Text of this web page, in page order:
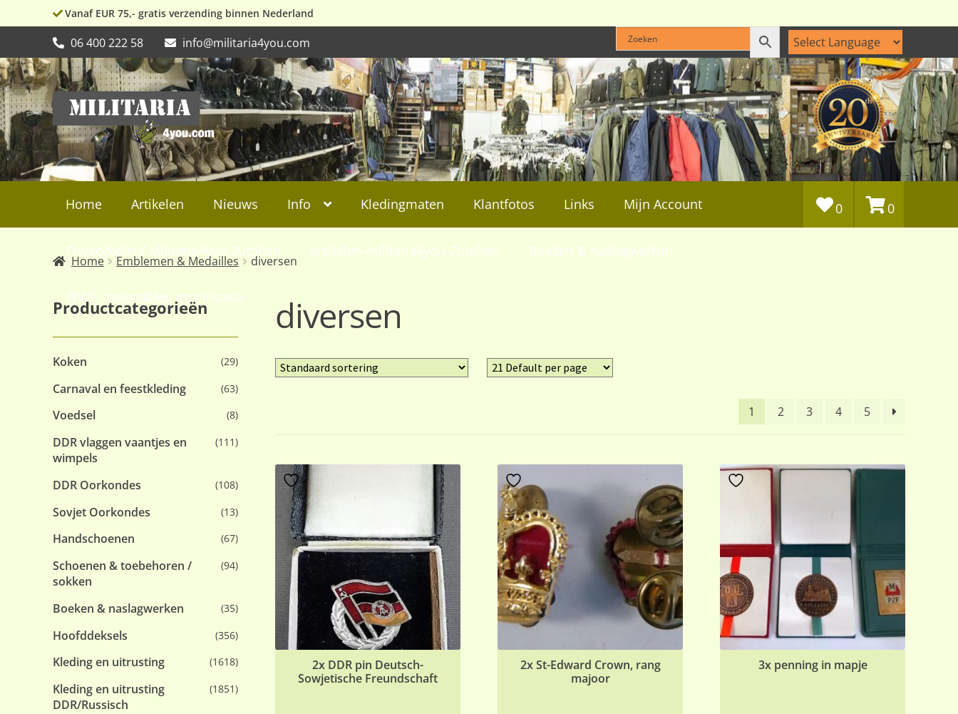
Vanaf EUR 75,- gratis verzending binnen Nederland
06 400 222 58 info@militaria4you.com
Ga
door
naar
navigatie
Ga
naar
de
inhoud
Home Artikelen Nieuws Info Kledingmaten Klantfotos Links Mijn Account
Privacybeleid Militaria4you Zutphen artikelen-militaria4you-Zutphen Boeken & naslagwerken
WW2, collectibles en militaria
0 0
Home Emblemen & Medailles diversen
diversen
1 2 3 4 5
2x DDR pin Deutsch-
Sowjetische Freundschaft
2x St-Edward Crown, rang
majoor
3x penning in mapje
Productcategorieën
Koken (29)
Carnaval en feestkleding (63)
Voedsel (8)
DDR vlaggen vaantjes en
wimpels
(111)
DDR Oorkondes (108)
Sovjet Oorkondes (13)
Handschoenen (67)
Schoenen & toebehoren /
sokken
(94)
Boeken & naslagwerken (35)
Hoofddeksels (356)
Kleding en uitrusting (1618)
Kleding en uitrusting
DDR/Russisch
(1851)